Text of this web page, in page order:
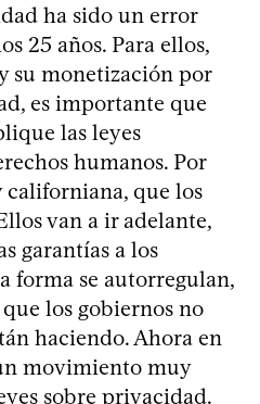
ha sido un error
25 años. Para ellos,
su monetización por
es importante que
las leyes
humanos. Por
californiana, que los
van a ir adelante,
garantías a los
forma se autorregulan,
los gobiernos no
haciendo. Ahora en
movimiento muy
sobre privacidad.